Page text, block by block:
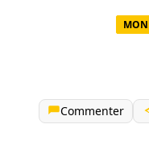
Commenter